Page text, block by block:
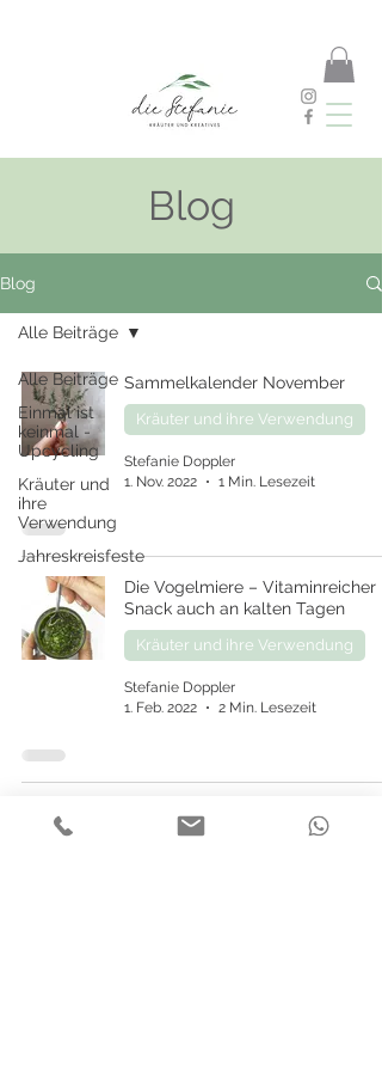
Blog
Blog
Alle Beiträge
Einmal ist
keinmal -
Upcycling
Kräuter und
ihre
Verwendung
Jahreskreisfeste
Alle Beiträge
Sammelkalender November
Kräuter und ihre Verwendung
Stefanie Doppler
1. Nov. 2022
1 Min. Lesezeit
Die Vogelmiere – Vitaminreicher
Snack auch an kalten Tagen
Kräuter und ihre Verwendung
Stefanie Doppler
1. Feb. 2022
2 Min. Lesezeit
Sammelkalender Februar